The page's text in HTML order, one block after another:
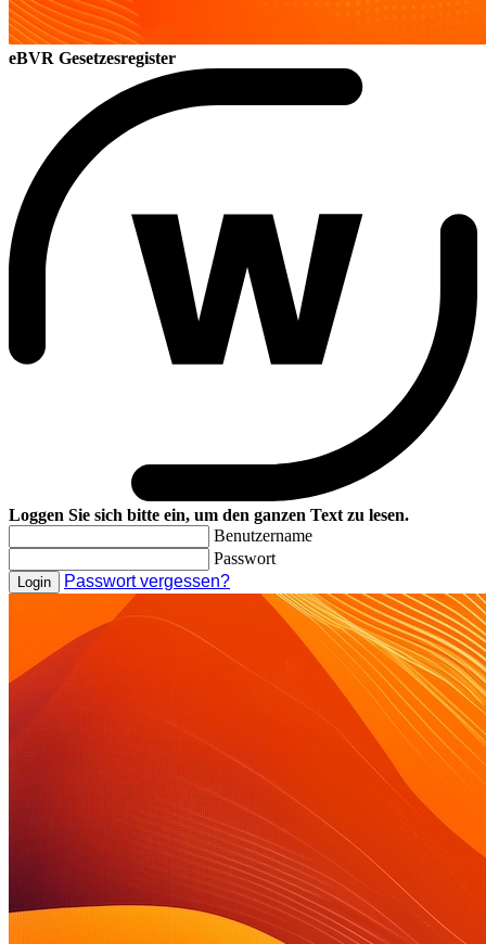
eBVR Gesetzesregister
Loggen Sie sich bitte ein, um den ganzen Text zu lesen.
Benutzername
Passwort
Passwort vergessen?